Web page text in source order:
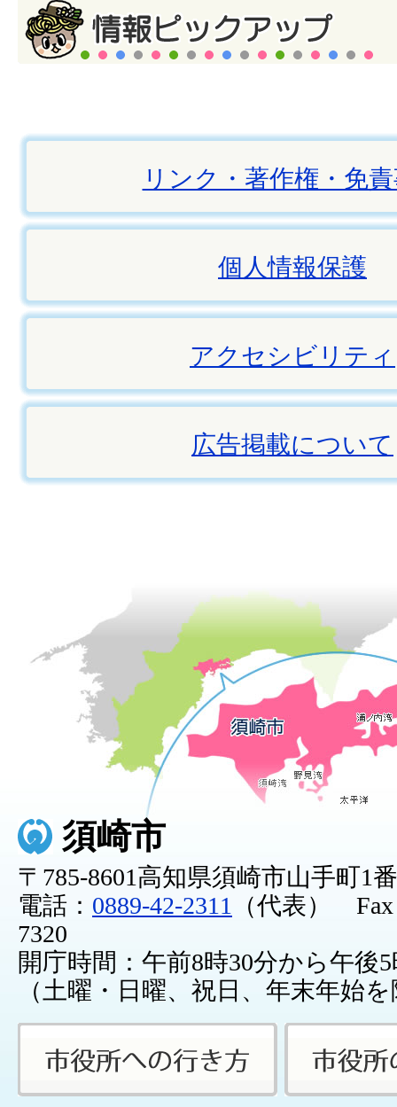
リンク・著作権・免
個人情報保護
アクセシビリティ
広告掲載について
須崎市
〒785-8601高知県須崎市山手町1
電話： 0889-42-2311
（代表） Fax
7320
開庁時間：午前8時30分から午後
（土曜・日曜、祝日、年末年始